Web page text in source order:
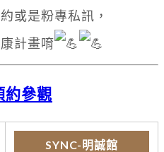
或是粉專私訊，
計畫唷
約參觀
SYNC-明誠館